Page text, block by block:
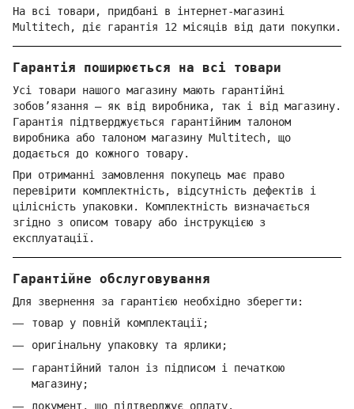
На всі товари, придбані в інтернет-магазині
Multitech, діє гарантія 12 місяців від дати покупки.
Гарантія поширюється на всі товари
Усі товари нашого магазину мають гарантійні
зобов’язання — як від виробника, так і від магазину.
Гарантія підтверджується гарантійним талоном
виробника або талоном магазину Multitech, що
додається до кожного товару.
При отриманні замовлення покупець має право
перевірити комплектність, відсутність дефектів і
цілісність упаковки. Комплектність визначається
згідно з описом товару або інструкцією з
експлуатації.
Гарантійне обслуговування
Для звернення за гарантією необхідно зберегти:
товар у повній комплектації;
оригінальну упаковку та ярлики;
гарантійний талон із підписом і печаткою
магазину;
документ, що підтверджує оплату.